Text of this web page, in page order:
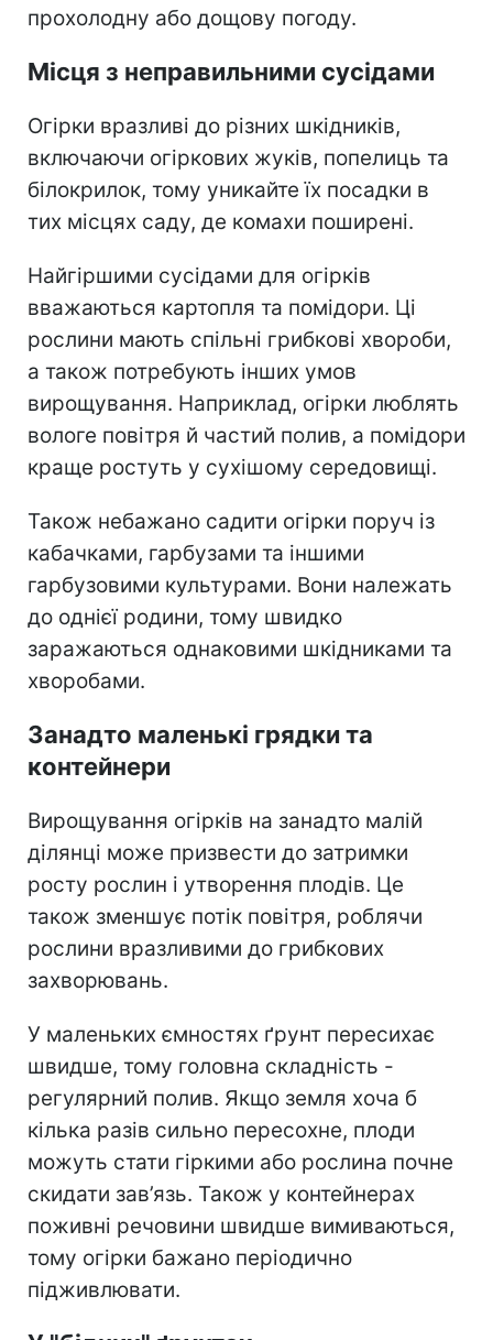
прохолодну або дощову погоду.
Місця з неправильними сусідами
Огірки вразливі до різних шкідників,
включаючи огіркових жуків, попелиць та
білокрилок, тому уникайте їх посадки в
тих місцях саду, де комахи поширені.
Найгіршими сусідами для огірків
вважаються картопля та помідори. Ці
рослини мають спільні грибкові хвороби,
а також потребують інших умов
вирощування. Наприклад, огірки люблять
вологе повітря й частий полив, а помідори
краще ростуть у сухішому середовищі.
Також небажано садити огірки поруч із
кабачками, гарбузами та іншими
гарбузовими культурами. Вони належать
до однієї родини, тому швидко
заражаються однаковими шкідниками та
хворобами.
Занадто маленькі грядки та
контейнери
Вирощування огірків на занадто малій
ділянці може призвести до затримки
росту рослин і утворення плодів. Це
також зменшує потік повітря, роблячи
рослини вразливими до грибкових
захворювань.
У маленьких ємностях ґрунт пересихає
швидше, тому головна складність -
регулярний полив. Якщо земля хоча б
кілька разів сильно пересохне, плоди
можуть стати гіркими або рослина почне
скидати зав’язь. Також у контейнерах
поживні речовини швидше вимиваються,
тому огірки бажано періодично
підживлювати.